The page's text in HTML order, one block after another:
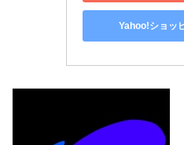
Yahoo!ショッ